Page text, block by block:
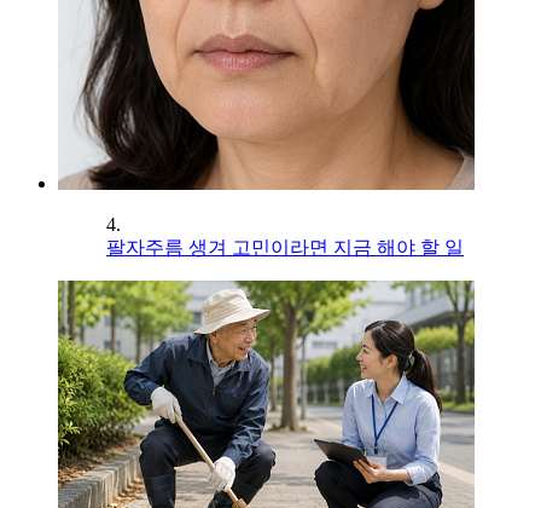
4.
팔자주름 생겨 고민이라면 지금 해야 할 일